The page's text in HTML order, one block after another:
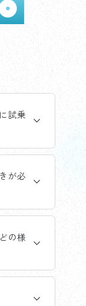
試乗
が必
の様